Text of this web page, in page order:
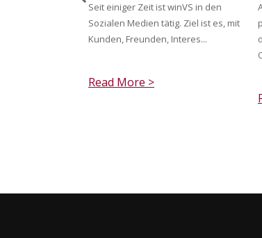
Seit einiger Zeit ist winVS in den
Sozialen Medien tätig. Ziel ist es, mit
Kunden, Freunden, Interes...
Read More >